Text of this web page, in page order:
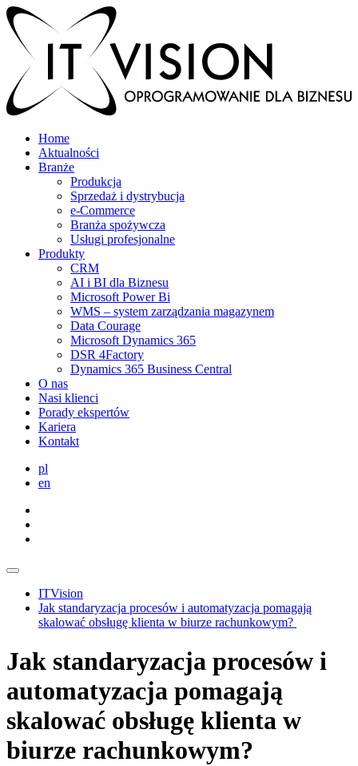
Home
Aktualności
Branże
Produkcja
Sprzedaż i dystrybucja
e-Commerce
Branża spożywcza
Usługi profesjonalne
Produkty
CRM
AI i BI dla Biznesu
Microsoft Power Bi
WMS – system zarządzania magazynem
Data Courage
Microsoft Dynamics 365
DSR 4Factory
Dynamics 365 Business Central
O nas
Nasi klienci
Porady ekspertów
Kariera
Kontakt
pl
en
ITVision
Jak standaryzacja procesów i automatyzacja pomagają
skalować obsługę klienta w biurze rachunkowym?
Jak standaryzacja procesów i
automatyzacja pomagają
skalować obsługę klienta w
biurze rachunkowym?